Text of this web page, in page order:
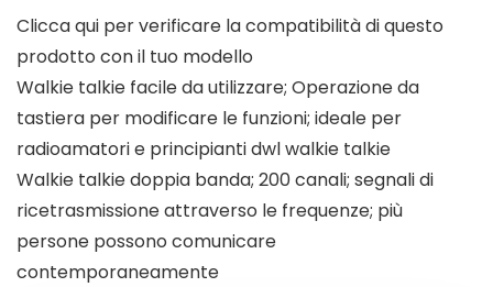
Clicca qui per verificare la compatibilità di questo
prodotto con il tuo modello
Walkie talkie facile da utilizzare; Operazione da
tastiera per modificare le funzioni; ideale per
radioamatori e principianti dwl walkie talkie
Walkie talkie doppia banda; 200 canali; segnali di
ricetrasmissione attraverso le frequenze; più
persone possono comunicare
contemporaneamente